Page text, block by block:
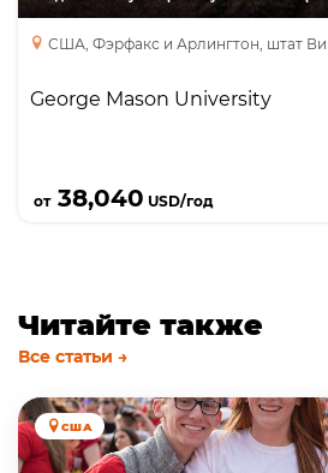
США, Фэрфакс и Арлингтон, штат
George Mason University
от38,040 USD/год
Международные
Читайте также
Все статьи →
США